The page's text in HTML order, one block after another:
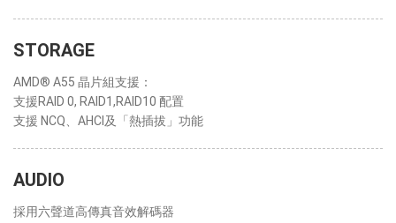
STORAGE
AMD® A55 晶片組支援：
支援RAID 0, RAID1,RAID10 配置
支援 NCQ、AHCI及「熱插拔」功能
AUDIO
採用六聲道高傳真音效解碼器